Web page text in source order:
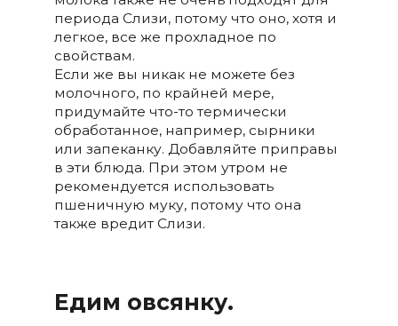
периода Слизи, потому что оно, хотя и
легкое, все же прохладное по
свойствам.
Если же вы никак не можете без
молочного, по крайней мере,
придумайте что-то термически
обработанное, например, сырники
или запеканку. Добавляйте приправы
в эти блюда. При этом утром не
рекомендуется использовать
пшеничную муку, потому что она
также вредит Слизи.
Едим овсянку.